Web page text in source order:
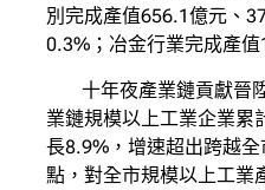
別完成產值656.1億元、
0.3%；冶金行業完成產
十年夜產業鏈貢獻晉
業鏈規模以上工業企業累
長8.9%，增速超出跨越
點，對全市規模以上工業